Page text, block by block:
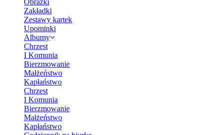
Obrazki
Zakładki
Zestawy kartek
Upominki
Albumy
Chrzest
I Komunia
Bierzmowanie
Małżeństwo
Kapłaństwo
Chrzest
I Komunia
Bierzmowanie
Małżeństwo
Kapłaństwo